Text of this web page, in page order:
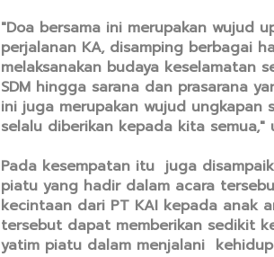
"Doa bersama ini merupakan wujud
perjalanan KA, disamping berbagai
melaksanakan budaya keselamatan
SDM hingga sarana dan prasarana
ini juga merupakan wujud ungkapan
selalu diberikan kepada kita semua,"
Pada kesempatan itu juga
piatu yang hadir dalam acara
kecintaan dari PT KAI kepada anak
tersebut dapat memberikan sedikit
yatim piatu dalam menjalani